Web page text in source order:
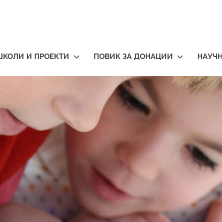
И ПРОЕКТИ ПОВИК ЗА ДОНАЦИИ